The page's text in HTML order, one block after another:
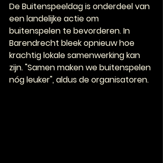
De Buitenspeeldag is onderdeel van
een landelijke actie om
buitenspelen te bevorderen. In
Barendrecht bleek opnieuw hoe
krachtig lokale samenwerking kan
zijn. "Samen maken we buitenspelen
nóg leuker", aldus de organisatoren.